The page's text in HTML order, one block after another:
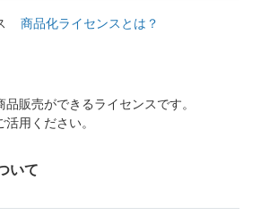
商品化ライセンスとは？
販売ができるライセンスです。
用ください。
いて